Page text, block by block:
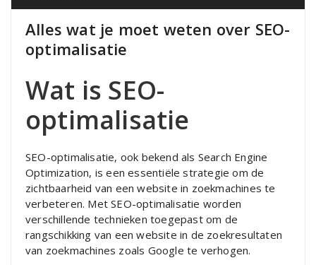
Alles wat je moet weten over SEO-
optimalisatie
Wat is SEO-
optimalisatie
SEO-optimalisatie, ook bekend als Search Engine
Optimization, is een essentiële strategie om de
zichtbaarheid van een website in zoekmachines te
verbeteren. Met SEO-optimalisatie worden
verschillende technieken toegepast om de
rangschikking van een website in de zoekresultaten
van zoekmachines zoals Google te verhogen.